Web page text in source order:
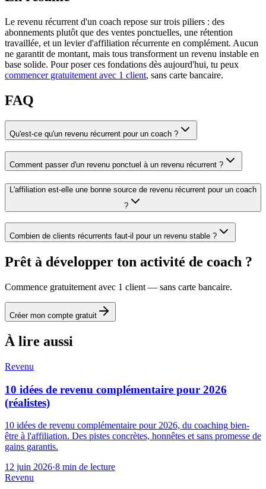
Le revenu récurrent d'un coach repose sur trois piliers : des
abonnements plutôt que des ventes ponctuelles, une rétention
travaillée, et un levier d'affiliation récurrente en complément. Aucun
ne garantit de montant, mais tous transforment un revenu instable en
base solide. Pour poser ces fondations dès aujourd'hui, tu peux
commencer gratuitement avec 1 client, sans carte bancaire.
FAQ
Qu'est-ce qu'un revenu récurrent pour un coach ?
Comment passer d'un revenu ponctuel à un revenu récurrent ?
L'affiliation est-elle une bonne source de revenu récurrent pour un coach
?
Combien de clients récurrents faut-il pour un revenu stable ?
Prêt à développer ton activité de coach ?
Commence gratuitement avec 1 client — sans carte bancaire.
Créer mon compte gratuit
À lire aussi
Revenu
10 idées de revenu complémentaire pour 2026
(réalistes)
10 idées de revenu complémentaire pour 2026, du coaching bien-
être à l'affiliation. Des pistes concrètes, honnêtes et sans promesse de
gains garantis.
12 juin 2026·8 min de lecture
Revenu